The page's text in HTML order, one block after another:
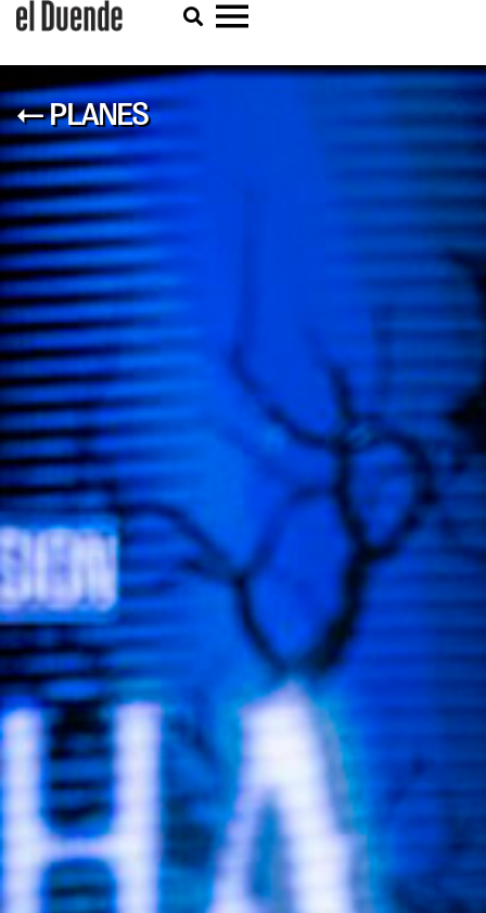
← PLANES